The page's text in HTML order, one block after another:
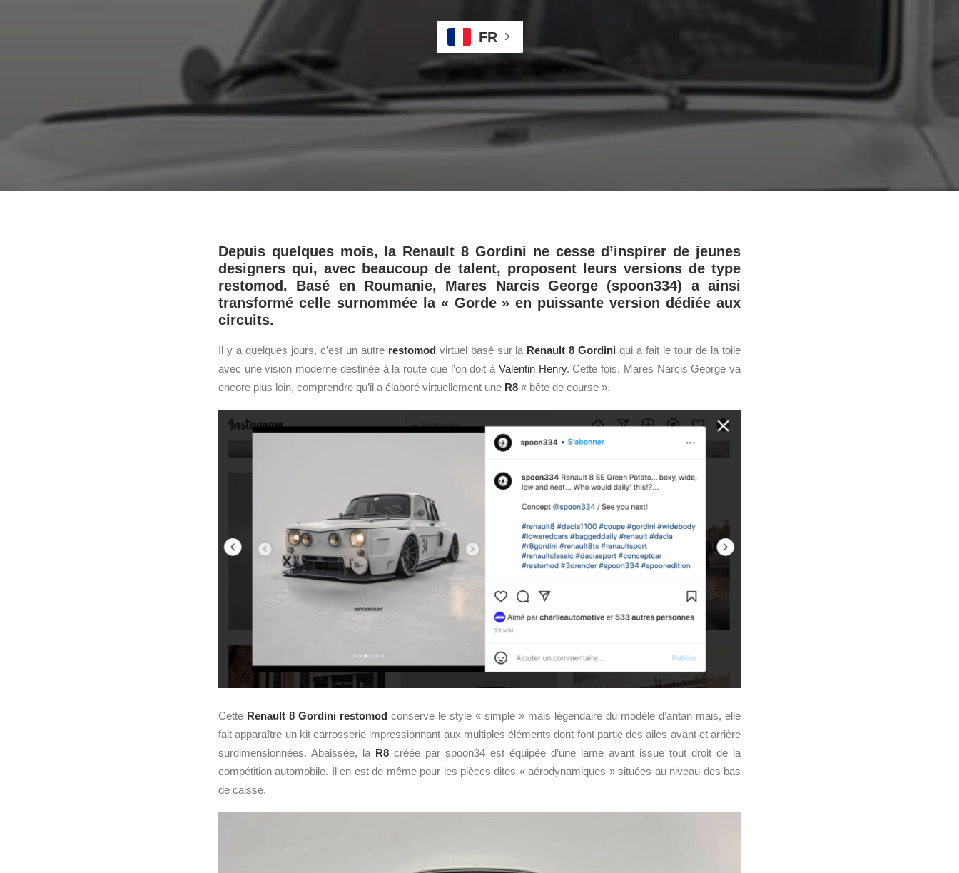
FR
Depuis quelques mois, la Renault 8 Gordini ne cesse d’inspirer de jeunes
designers qui, avec beaucoup de talent, proposent leurs versions de type
restomod. Basé en Roumanie, Mares Narcis George (spoon334) a ainsi
transformé celle surnommée la « Gorde » en puissante version dédiée aux
circuits.
Il y a quelques jours, c’est un autre restomodvirtuel basé sur la Renault 8 Gordini qui a fait le tour de la toile
avec une vision moderne destinée à la route que l’on doit à Valentin Henry. Cette fois, Mares Narcis George va
encore plus loin, comprendre qu’il a élaboré virtuellement une R8 « bête de course ».
Cette Renault 8 Gordini restomod conserve le style « simple » mais légendaire du modèle d’antan mais, elle
fait apparaître un kit carrosserie impressionnant aux multiples éléments dont font partie des ailes avant et arrière
surdimensionnées. Abaissée, la R8 créée par spoon34 est équipée d’une lame avant issue tout droit de la
compétition automobile. Il en est de même pour les pièces dites « aérodynamiques » situées au niveau des bas
de caisse.